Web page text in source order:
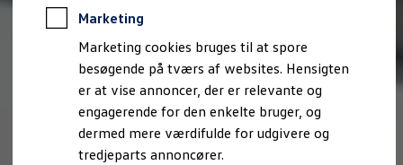
Marketing
Marketing cookies bruges til at spore
besøgende på tværs af websites. Hensigten
er at vise annoncer, der er relevante og
engagerende for den enkelte bruger, og
dermed mere værdifulde for udgivere og
tredjeparts annoncører.
Servicefordele
Digitale ekstrafunktioner
Se tjenesterne til din model
Volkswagen-apps, login og shop
Forbind mobiltelefonen med bilen
Opdateringer til software, kort og radio
Fleet Interface Data
MinVolkswagen
Digital instruktionsbog
Tilbehør